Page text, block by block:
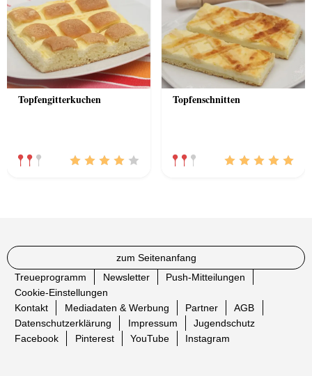
Topfengitterkuchen Topfenschnitten
zum Seitenanfang
Treueprogramm
Newsletter
Push-Mitteilungen
Cookie-Einstellungen
Kontakt
Mediadaten & Werbung Partner
AGB
Datenschutzerklärung
Impressum
Jugendschutz
Facebook
Pinterest YouTube Instagram